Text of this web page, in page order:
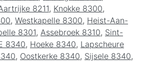
8211, Knokke 8300,
, Westkapelle 8300, Heist-Aan-
8301, Assebroek 8310, Sint-
8340, Hoeke 8340, Lapscheure
, Oostkerke 8340, Sijsele 8340,